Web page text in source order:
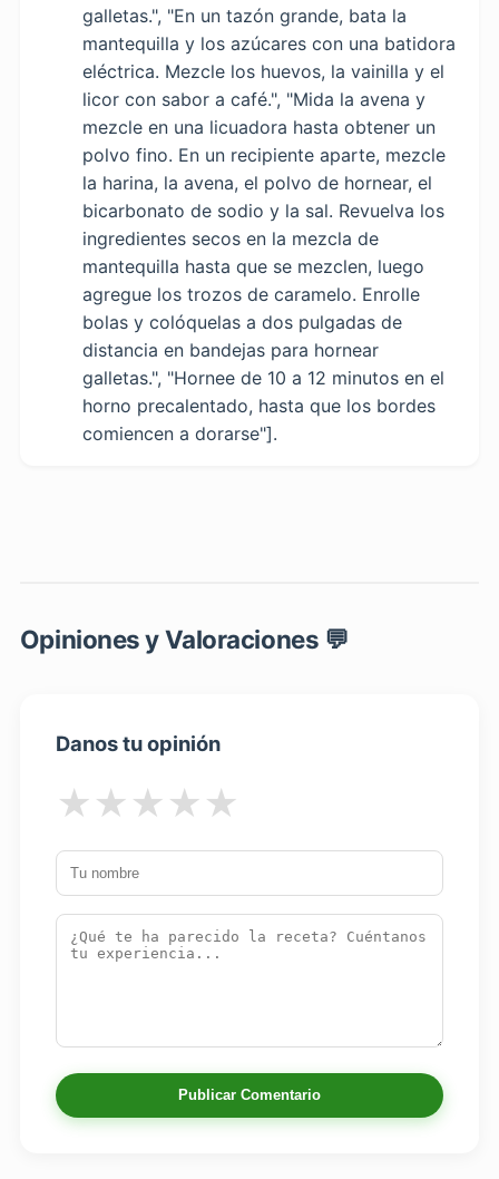
galletas.", "En un tazón grande, bata la
mantequilla y los azúcares con una batidora
eléctrica. Mezcle los huevos, la vainilla y el
licor con sabor a café.", "Mida la avena y
mezcle en una licuadora hasta obtener un
polvo fino. En un recipiente aparte, mezcle
la harina, la avena, el polvo de hornear, el
bicarbonato de sodio y la sal. Revuelva los
ingredientes secos en la mezcla de
mantequilla hasta que se mezclen, luego
agregue los trozos de caramelo. Enrolle
bolas y colóquelas a dos pulgadas de
distancia en bandejas para hornear
galletas.", "Hornee de 10 a 12 minutos en el
horno precalentado, hasta que los bordes
comiencen a dorarse"].
Opiniones y Valoraciones 💬
Danos tu opinión
★
★
★
★
★
Publicar Comentario